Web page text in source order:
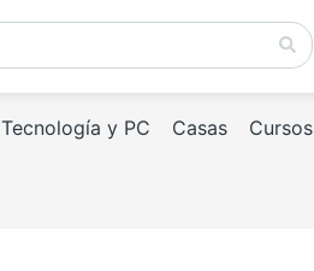
Tecnología y PC Casas Cursos